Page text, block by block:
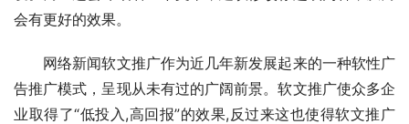
会有更好的效果。
网络新闻软文推广作为近几年新发展起来的一种软性广
告推广模式，呈现从未有过的广阔前景。软文推广使众多企
业取得了“低投入,高回报”的效果,反过来这也使得软文推广